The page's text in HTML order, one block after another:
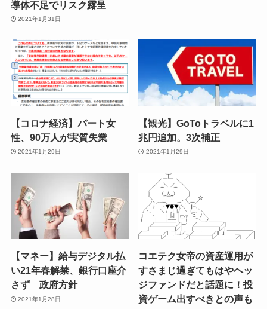
導体不足でリスク露呈
2021年1月31日
【コロナ経済】パート女
性、90万人が実質失業
2021年1月29日
【観光】GoToトラベルに1
兆円追加。3次補正
2021年1月29日
【マネー】給与デジタル払
い21年春解禁、銀行口座介
さず 政府方針
2021年1月28日
コエテク女帝の資産運用が
すさまじ過ぎてもはやヘッ
ジファンドだと話題に！投
資ゲーム出すべきとの声も